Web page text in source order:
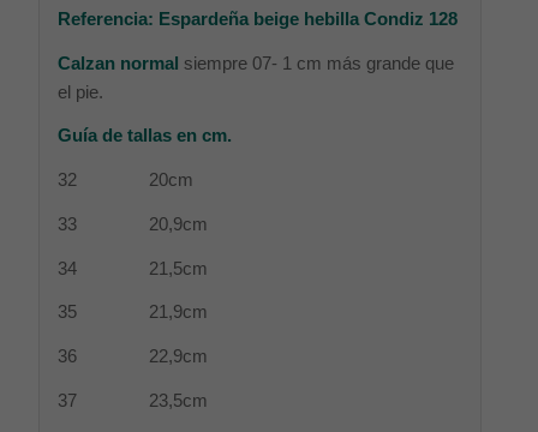
Referencia: Espardeña beige hebilla Condiz 128
Calzan normal siempre 07- 1 cm más grande que
el pie.
Guía de tallas en cm.
32 20cm
33 20,9cm
34 21,5cm
35 21,9cm
36 22,9cm
37 23,5cm